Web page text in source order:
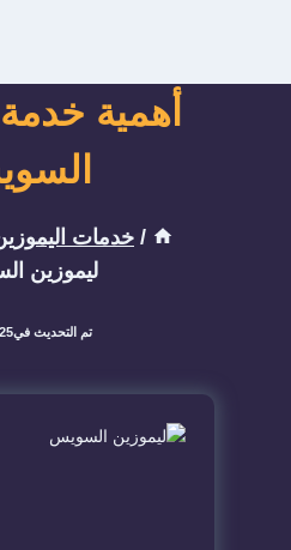
أهمية
/ خدمات
ليموزين
تم التحديث في